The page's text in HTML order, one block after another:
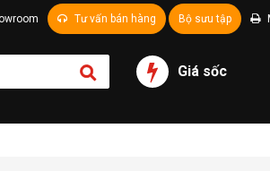
Tư vấn bán hàng Bộ sưu tập
Giá sốc